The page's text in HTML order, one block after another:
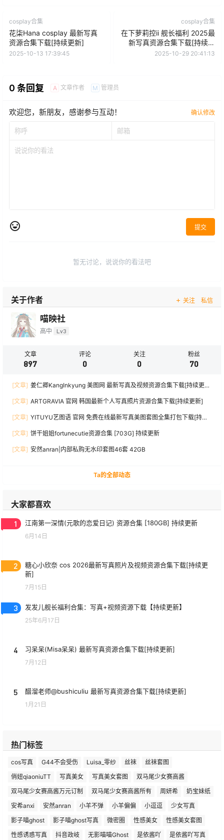
cosplay合集
花柒Hana cosplay 最新写真
资源合集下载[持续更新]
2025-10-13 17:39:45
cosplay合集
在下萝莉控ii 舰长福利 2025最
新写真资源合集下载[持续更
新]
2025-10-29 20:41:13
0 条回复 A 文章作者 M 管理员
欢迎您，新朋友，感谢参与互动！ 确认修改
提交
暂无讨论，说说你的看法吧
关于作者 关注 私信
喵映社
高中 Lv3
文章
897
评论
0
关注
0
粉丝
70
[文章] 姜仁卿KangInkyung 美图网 最新写真及视频资源合集下载[持续更
[文章] ARTGRAVIA 官网 韩国最新个人写真照片资源合集下载[持续更新]
[文章] YITUYU艺图语 官网 免费在线最新写真美图套图全集打包下载[持续
[文章] 饼干姐姐fortunecutie资源合集 [703G] 持续更新
[文章] 安然anran|内部私购无水印套图46套 42GB
Ta的全部动态
大家都喜欢
1 江南第一深情(元歌的恋爱日记) 资源合集 [180GB] 持续更新
6月14日
2
糖心小欣奈 cos 2026最新写真照片及视频资源合集下载[持续更
新]
7月15日
3 发发儿舰长福利合集：写真+视频资源下载【持续更新】
25年6月17日
4 习呆呆(Misa呆呆) 最新写真资源合集下载[持续更新]
7月12日
5 醋溜老师@bushiculiu 最新写真资源合集下载[持续更新]
1月21日
热门标签
cos写真 G44不会受伤 Luisa_零纱 丝袜
丝袜套图
俏妞qiaoniuTT
写真美女 写真美女套图
双马尾少女赛高酱
双马尾少女赛高酱万元订制
双马尾少女赛高酱所有 周妍希
奶宝妹纸
安希anxi
安然anran 小羊不弹 小羊偏偏 小逗逗
少女写真
影子喵ghost
影子喵ghost写真 微密圈 性感美女
性感美女套图
性感诱惑写真
抖音政岐 无影喵喵Ghost 是依酱吖 是依酱吖写真